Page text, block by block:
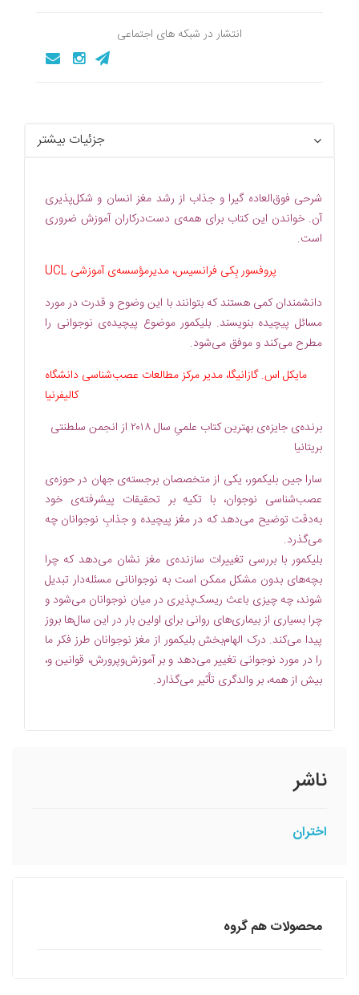
انتشار در شبکه های اجتماعی
جزئیات بیشتر
شرحی فوق‌العاده گیرا و جذاب از رشد مغز انسان و شکل‌پذیری
آن. خواندن این کتاب برای همه‌ی دست‌درکاران آموزش ضروری
است.
پروفسور بِکی فرانسیس، مدیرمؤسسه‌ی آموزشی UCL
دانشمندان کمی هستند که بتوانند با این وضوح و قدرت در مورد
مسائل پیچیده بنویسند. بلیکمور موضوع پیچیده‌ی نوجوانی را
مطرح می‌کند و موفق می‌شود.
مایکل اس. گازانیگا، مدیر مرکز مطالعات عصب‌شناسی دانشگاه
کالیفرنیا
برنده‌ی جایزه‌ی بهترین کتاب علمیِ سال ۲۰۱۸ از انجمن سلطنتی
بریتانیا
سارا جین بلیکمور، یکی از متخصصان برجسته‌ی جهان در حوزه‌ی
عصب‌شناسی نوجوان، با تکیه بر تحقیقات پیشرفته‌ی خود
به‌دقت توضیح می‌دهد که در مغز پیچیده و جذابِ نوجوانان چه
می‌گذرد.
بلیکمور با بررسی تغییرات سازنده‌ی مغز نشان می‌دهد که چرا
بچه‌های بدون مشکل ممکن است به نوجوانانی مسئله‌دار تبدیل
شوند، چه چیزی باعث ریسک‌پذیری در میان نوجوانان می‌شود و
چرا بسیاری از بیماری‌های روانی برای اولین بار در این سال‌ها بروز
پیدا می‌کند. درک الهام‌بخش بلیکمور از مغز نوجوانان طرز فکر ما
را در مورد نوجوانی تغییر می‌دهد و بر آموزش‌وپرورش، قوانین و،
بیش از همه، بر والدگری تأثیر می‌گذارد.
ناشر
اختران
محصولات هم گروه